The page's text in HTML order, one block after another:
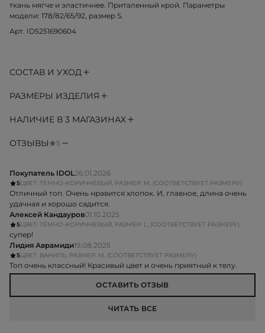
ткань мягче и эластичнее. Приталенный крой. Параметры
модели: 178/82/65/92, размер S.
Арт. ID5251690604
СОСТАВ И УХОД
РАЗМЕРЫ ИЗДЕЛИЯ
НАЛИЧИЕ В 3 МАГАЗИНАХ
ОТЗЫВЫ 5
Покупатель IDOL26.01.2026
5ЦВЕТ: ТЁМНО-КОРИЧНЕВЫЙ, РАЗМЕР: M, (СООТВЕТСТВУЕТ РАЗМЕРУ)
Отличный топ. Очень нравится хлопок. И, главное, длина очень
удачная и хорошо садится.
Алексей Кандауров01.10.2025
5ЦВЕТ: ТЁМНО-КОРИЧНЕВЫЙ, РАЗМЕР: L, (СООТВЕТСТВУЕТ РАЗМЕРУ)
супер!
Лидия Аврамиди19.08.2025
5ЦВЕТ: ВАНИЛЬ, РАЗМЕР: M, (СООТВЕТСТВУЕТ РАЗМЕРУ)
Топ очень классный! Красивый цвет и очень приятный к телу.
ОСТАВИТЬ ОТЗЫВ
ЧИТАТЬ ВСЕ